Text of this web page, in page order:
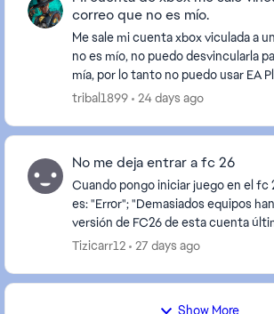
correo que no es mío.
Me sale mi cuenta xbox viculada a
no es mío, no puedo desvincularla
mía, por lo tanto no puedo usar EA
game pass, no hay ningún chat para
tribal1899 24 days ago
No me deja entrar a fc 26
Cuando pongo iniciar juego en el fc
es: "Error"; "Demasiados equipos
versión de FC26 de esta cuenta
Tizicarr12 27 days ago
Show More